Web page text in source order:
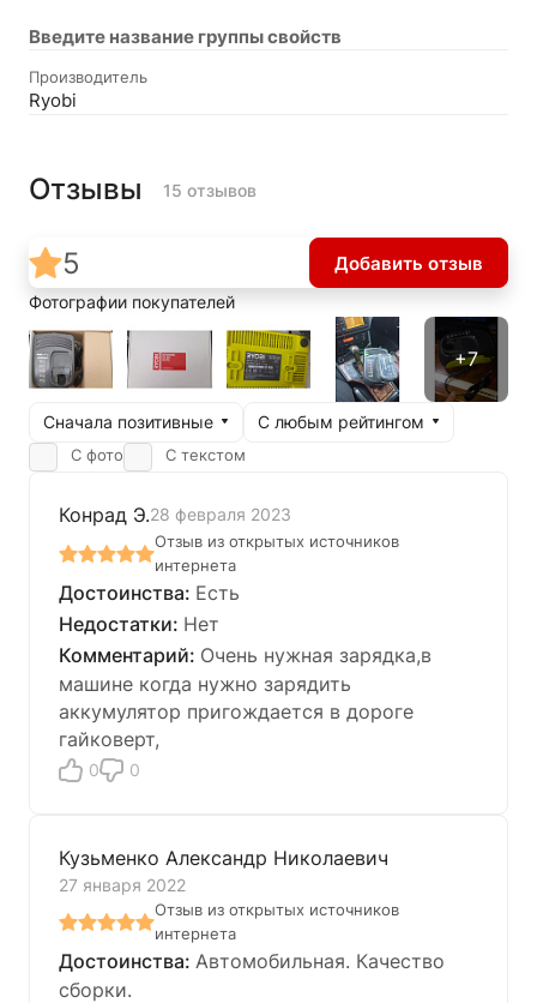
Введите название группы свойств
Производитель
Ryobi
Отзывы 15 отзывов
Фотографии покупателей
Сначала позитивные С любым рейтингом
С фото С текстом
Конрад Э.28 февраля 2023
Отзыв из открытых источников
интернета
Есть
Нет
Очень нужная зарядка,в
машине когда нужно зарядить
аккумулятор пригождается в дороге
гайковерт,
0 0
Кузьменко Александр Николаевич
27 января 2022
Отзыв из открытых источников
интернета
Автомобильная. Качество
сборки.
5 Добавить отзыв